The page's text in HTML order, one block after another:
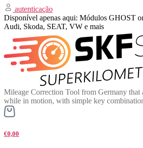
autenticação
Disponível apenas aqui: Módulos GHOST
Audi, Skoda, SEAT, VW e mais
Mileage Correction Tool from Germany that
while in motion, with simple key
€0,00